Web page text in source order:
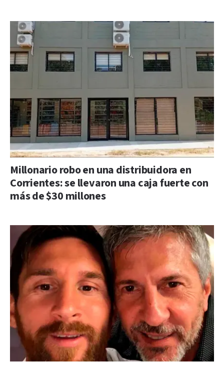
Millonario robo en una distribuidora en
Corrientes: se llevaron una caja fuerte con
más de $30 millones